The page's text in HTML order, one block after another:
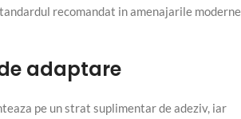
recomandat in amenajarile
adaptare
pe un strat suplimentar de adeziv, iar